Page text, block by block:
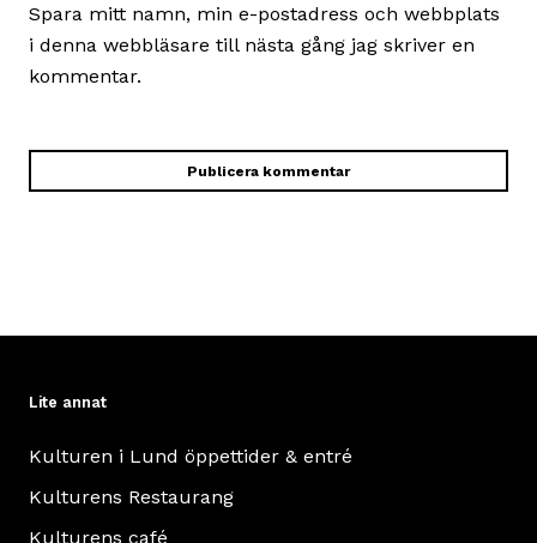
Spara mitt namn, min e-postadress och webbplats
i denna webbläsare till nästa gång jag skriver en
kommentar.
Lite annat
Kulturen i Lund öppettider & entré
Kulturens Restaurang
Kulturens café